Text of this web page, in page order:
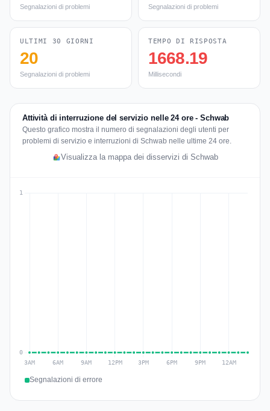
Segnalazioni di problemi Segnalazioni di problemi
ULTIMI 30 GIORNI
20
Segnalazioni di problemi
TEMPO DI RISPOSTA
1668.19
Millisecondi
Attività di interruzione del servizio nelle 24 ore - Schwab
Questo grafico mostra il numero di segnalazioni degli utenti per
problemi di servizio e interruzioni di Schwab nelle ultime 24 ore.
Visualizza la mappa dei disservizi di Schwab
Segnalazioni di errore